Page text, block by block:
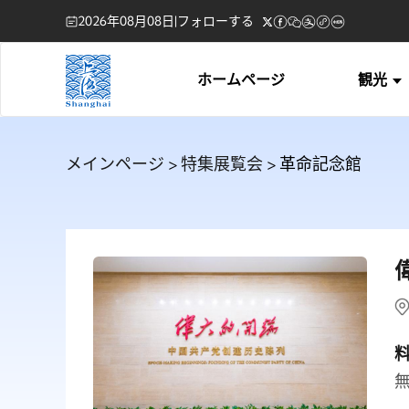
2026年08月08日|フォローする
ホームページ 観光
メインページ >特集展覧会 > 革命記念館